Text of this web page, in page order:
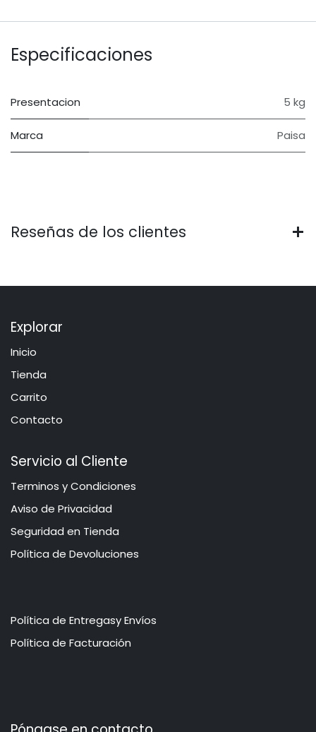
Especificaciones
Presentacion 5 kg
Marca Paisa
Reseñas de los clientes
Explorar
Inicio
​​​Tie​n​d​a
Carrito
Contacto
Servicio al Cliente
​​​​​​​​​​​​​​​​​​T​e​r​mi​n​o​s​ ​y​ Co​n​di​cio​ne​s
Aviso de Privacidad
​​​​​​​​S​e​gu​r​idad ​en​ Ti​enda
Política de Devoluciones
Política de Entregasy Envíos
​​​​​P​o​l​​ít​ica de Facturación